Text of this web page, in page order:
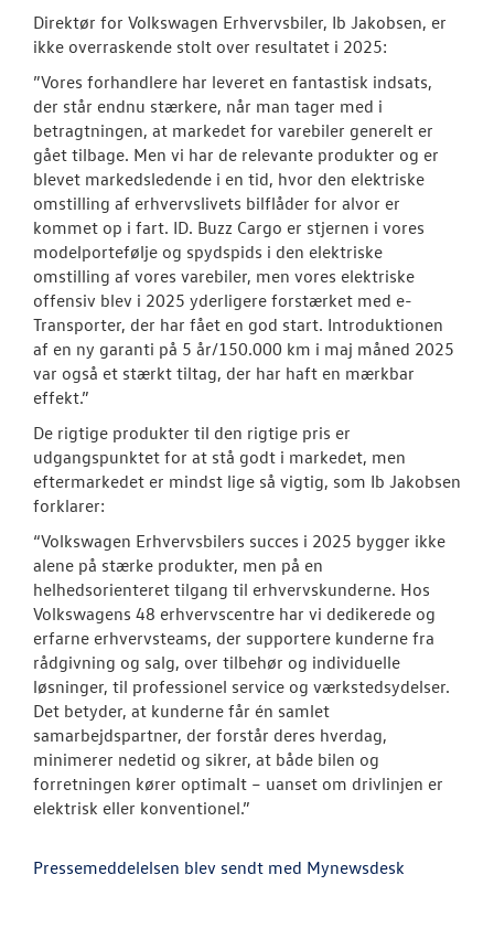
Direktør for Volkswagen Erhvervsbiler, Ib Jakobsen, er
ikke overraskende stolt over resultatet i 2025:
”Vores forhandlere har leveret en fantastisk indsats,
der står endnu stærkere, når man tager med i
betragtningen, at markedet for varebiler generelt er
gået tilbage. Men vi har de relevante produkter og er
blevet markedsledende i en tid, hvor den elektriske
omstilling af erhvervslivets bilflåder for alvor er
kommet op i fart. ID. Buzz Cargo er stjernen i vores
modelportefølje og spydspids i den elektriske
omstilling af vores varebiler, men vores elektriske
offensiv blev i 2025 yderligere forstærket med e-
Transporter, der har fået en god start. Introduktionen
af en ny garanti på 5 år/150.000 km i maj måned 2025
var også et stærkt tiltag, der har haft en mærkbar
effekt.”
De rigtige produkter til den rigtige pris er
udgangspunktet for at stå godt i markedet, men
eftermarkedet er mindst lige så vigtig, som Ib Jakobsen
forklarer:
“Volkswagen Erhvervsbilers succes i 2025 bygger ikke
alene på stærke produkter, men på en
helhedsorienteret tilgang til erhvervskunderne. Hos
Volkswagens 48 erhvervscentre har vi dedikerede og
erfarne erhvervsteams, der supportere kunderne fra
rådgivning og salg, over tilbehør og individuelle
løsninger, til professionel service og værkstedsydelser.
Det betyder, at kunderne får én samlet
samarbejdspartner, der forstår deres hverdag,
minimerer nedetid og sikrer, at både bilen og
forretningen kører optimalt – uanset om drivlinjen er
elektrisk eller konventionel.”
Pressemeddelelsen blev sendt med Mynewsdesk